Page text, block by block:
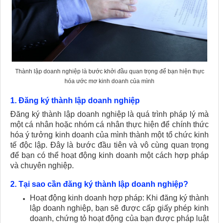
Thành lập doanh nghiệp là bước khởi đầu quan trọng để bạn hiện thực
hóa ước mơ kinh doanh của mình
1. Đăng ký thành lập doanh nghiệp
Đăng ký thành lập doanh nghiệp là quá trình pháp lý mà
một cá nhân hoặc nhóm cá nhân thực hiện để chính thức
hóa ý tưởng kinh doanh của mình thành một tổ chức kinh
tế độc lập. Đây là bước đầu tiên và vô cùng quan trọng
để bạn có thể hoạt động kinh doanh một cách hợp pháp
và chuyên nghiệp.
2. Tại sao cần đăng ký thành lập doanh nghiệp?
Hoạt động kinh doanh hợp pháp: Khi đăng ký thành
lập doanh nghiệp, bạn sẽ được cấp giấy phép kinh
doanh, chứng tỏ hoạt động của bạn được pháp luật